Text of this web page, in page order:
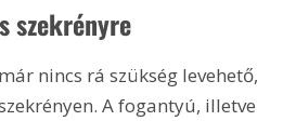
szekrényre
nincs rá szükség levehető,
A fogantyú, illetve